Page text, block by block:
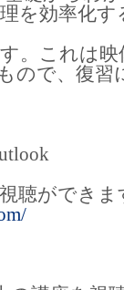
を効率化
。これは
ので、復習
聴ができ